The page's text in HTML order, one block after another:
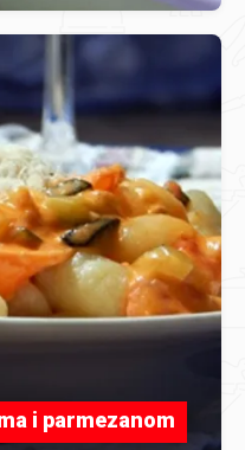
i parmezanom